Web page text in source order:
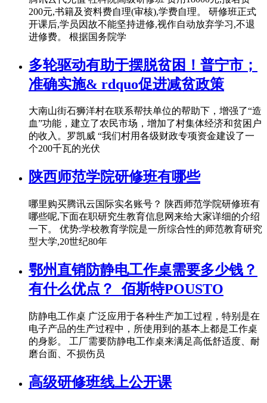
200元,书籍及资料费自理(审核),学费自理。 研修班正式
开课后,学员因故不能坚持进修,视作自动放弃学习,不退
进修费。 根据国务院学
多轮驱动有助于摆脱贫困！普宁市；
准确实施& rdquo促进减贫政策
大南山街石狮洋村在联系帮扶单位的帮助下，增强了“造
血”功能，建立了农民市场，增加了村集体经济和贫困户
的收入。罗凯威 “我们村用各级财政专项资金建设了一
个200千瓦的光伏
陕西师范学院研修班有哪些
哪里购买腾讯云国际实名账号？ 陕西师范学院研修班有
哪些呢,下面在职研究生教育信息网来给大家详细的介绍
一下。 优势:学校教育学院是一所综合性的师范教育研究
型大学,20世纪80年
鄂州直销防静电工作桌需要多少钱？
有什么优点？_佰斯特POUSTO
防静电工作桌 广泛应用于各种生产加工过程，特别是在
电子产品的生产过程中，所使用到的基本上都是工作桌
的身影。 工厂需要防静电工作桌来满足高低舒适度、耐
磨台面、不损伤员
高级研修班线上公开课